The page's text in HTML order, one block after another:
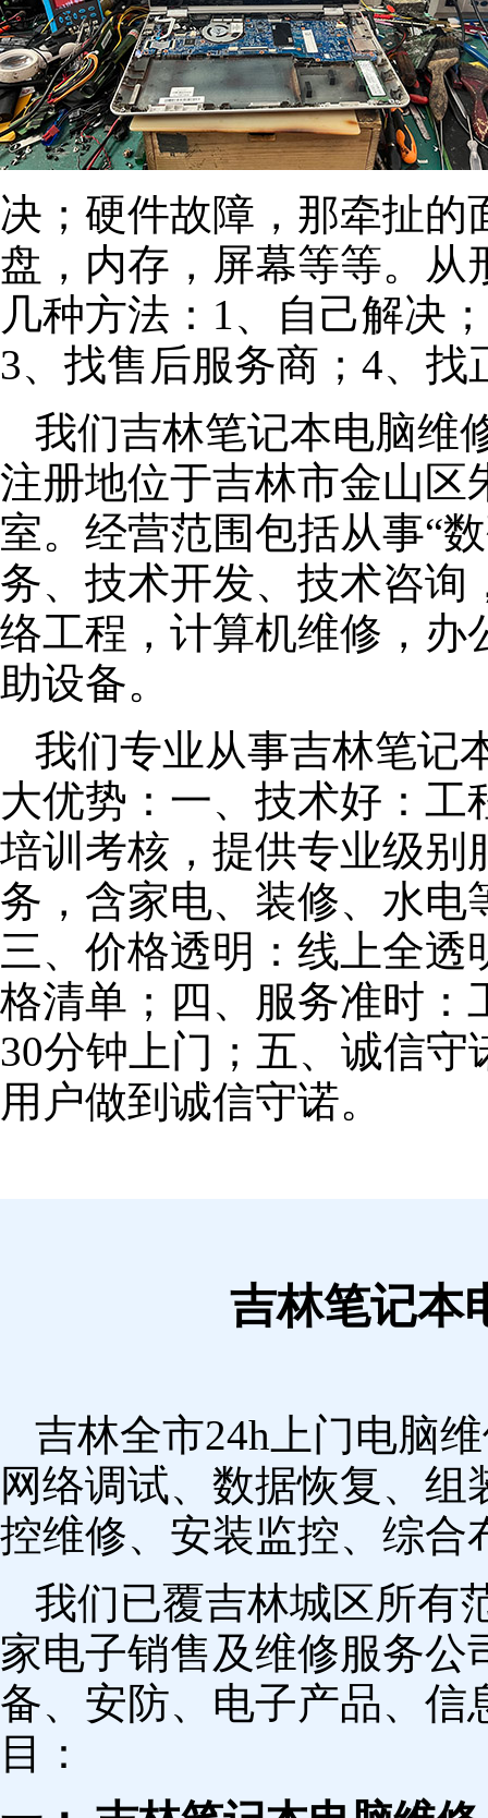
决；硬件故障，那牵扯的
盘，内存，屏幕等等。从
几种方法：1、自己解决
3、找售后服务商；4、找
我们吉林笔记本电脑维
注册地位于吉林市金山区
室。经营范围包括从事“
务、技术开发、技术咨询
络工程，计算机维修，办
助设备。
我们专业从事吉林笔记
大优势：一、技术好：
培训考核，提供专业级别
务，含家电、装修、水电
三、价格透明：线上全
格清单；四、服务准时：
30分钟上门；五、诚信
用户做到诚信守诺。
吉林笔记本
吉林全市24h上门电脑
网络调试、数据恢复、
控维修、安装监控、综合
我们已覆吉林城区所有
家电子销售及维修服务公
备、安防、电子产品、信
目：